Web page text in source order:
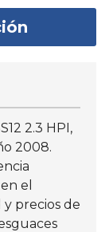
2.3 HPI,
2008.
el
y precios de